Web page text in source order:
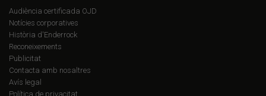
Audiència certificada OJD
Notícies corporatives
Història d'Enderrock
Reconeixements
Publicitat
Contacta amb nosaltres
Avís legal
Política de privacitat